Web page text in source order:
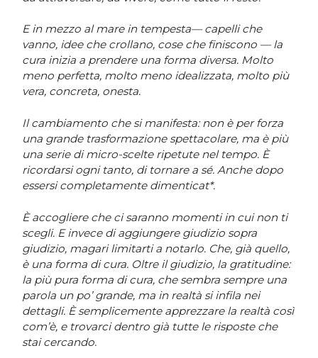
E in mezzo al mare in tempesta— capelli che
vanno, idee che crollano, cose che finiscono — la
cura inizia a prendere una forma diversa. Molto
meno perfetta, molto meno idealizzata, molto più
vera, concreta, onesta.
Il cambiamento che si manifesta: non è per forza
una grande trasformazione spettacolare, ma è più
una serie di micro-scelte ripetute nel tempo. È
ricordarsi ogni tanto, di tornare a sé. Anche dopo
essersi completamente dimenticat*.
È accogliere che ci saranno momenti in cui non ti
scegli. E invece di aggiungere giudizio sopra
giudizio, magari limitarti a notarlo. Che, già quello,
è una forma di cura. Oltre il giudizio, la gratitudine:
la più pura forma di cura, che sembra sempre una
parola un po’ grande, ma in realtà si infila nei
dettagli. È semplicemente apprezzare la realtà così
com’è, e trovarci dentro già tutte le risposte che
stai cercando.